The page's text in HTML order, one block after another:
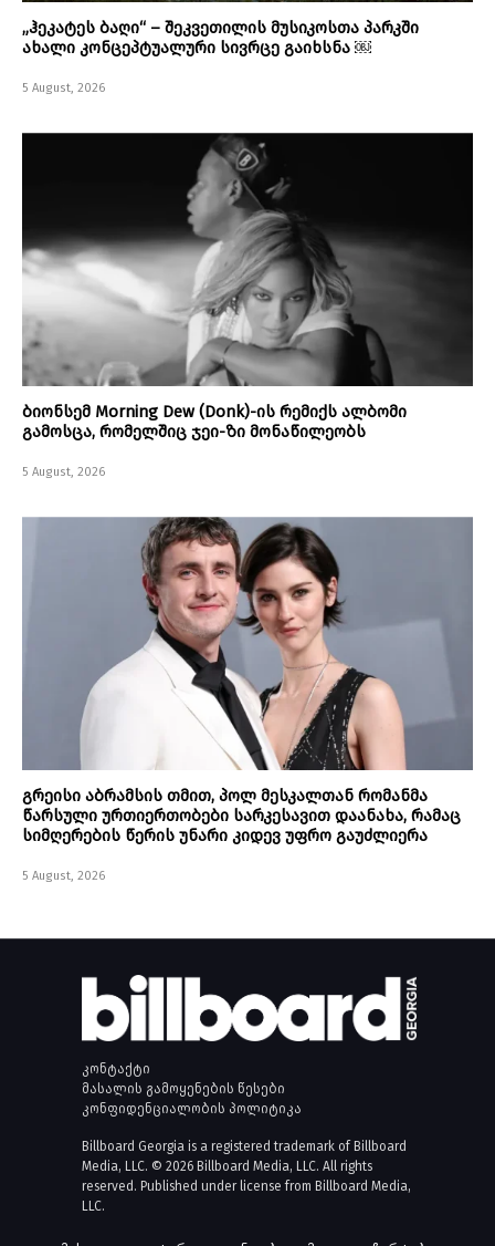
„ჰეკატეს ბაღი“ – შეკვეთილის მუსიკოსთა პარკში
ახალი კონცეპტუალური სივრცე გაიხსნა ￼
5 August, 2026
ბიონსემ Morning Dew (Donk)-ის რემიქს ალბომი
გამოსცა, რომელშიც ჯეი-ზი მონაწილეობს
5 August, 2026
გრეისი აბრამსის თმით, პოლ მესკალთან რომანმა
წარსული ურთიერთობები სარკესავით დაანახა, რამაც
სიმღერების წერის უნარი კიდევ უფრო გაუძლიერა
5 August, 2026
კონტაქტი
მასალის გამოყენების წესები
კონფიდენციალობის პოლიტიკა
Billboard Georgia is a registered trademark of Billboard
Media, LLC. © 2026 Billboard Media, LLC. All rights
reserved. Published under license from Billboard Media,
LLC.